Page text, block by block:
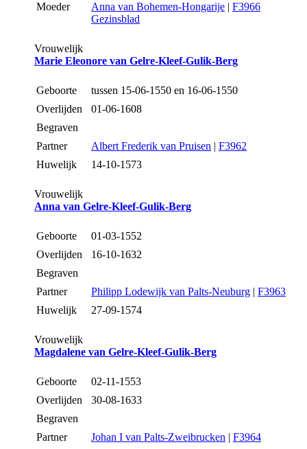
Moeder
Anna van Bohemen-Hongarije | F3966
Gezinsblad
Vrouwelijk
Marie Eleonore van Gelre-Kleef-Gulik-Berg
Geboorte
tussen 15-06-1550 en 16-06-1550
Overlijden
01-06-1608
Begraven
Partner
Albert Frederik van Pruisen | F3962
Huwelijk
14-10-1573
Vrouwelijk
Anna van Gelre-Kleef-Gulik-Berg
Geboorte
01-03-1552
Overlijden
16-10-1632
Begraven
Partner
Philipp Lodewijk van Palts-Neuburg | F3963
Huwelijk
27-09-1574
Vrouwelijk
Magdalene van Gelre-Kleef-Gulik-Berg
Geboorte
02-11-1553
Overlijden
30-08-1633
Begraven
Partner
Johan I van Palts-Zweibrucken | F3964